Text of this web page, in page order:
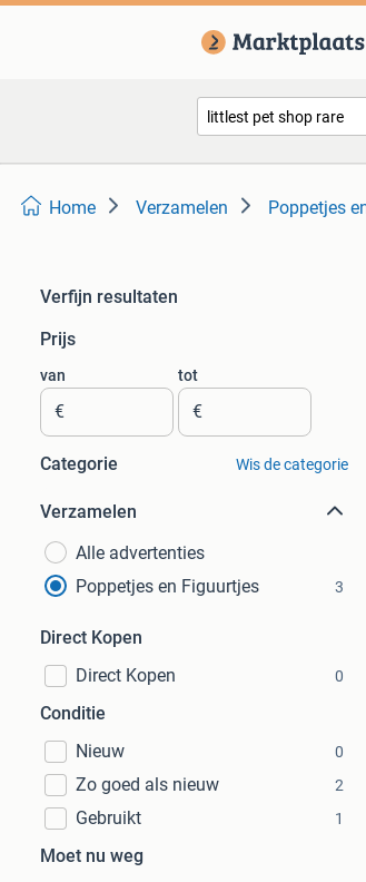
Home Verzamelen Poppetjes
Verfijn resultaten
Prijs
van
€
tot
€
Categorie Wis de categorie
Verzamelen
Alle advertenties
Poppetjes en Figuurtjes
3
Direct Kopen
Direct Kopen
0
Conditie
Nieuw
0
Zo goed als nieuw 2
Gebruikt 1
Moet nu weg